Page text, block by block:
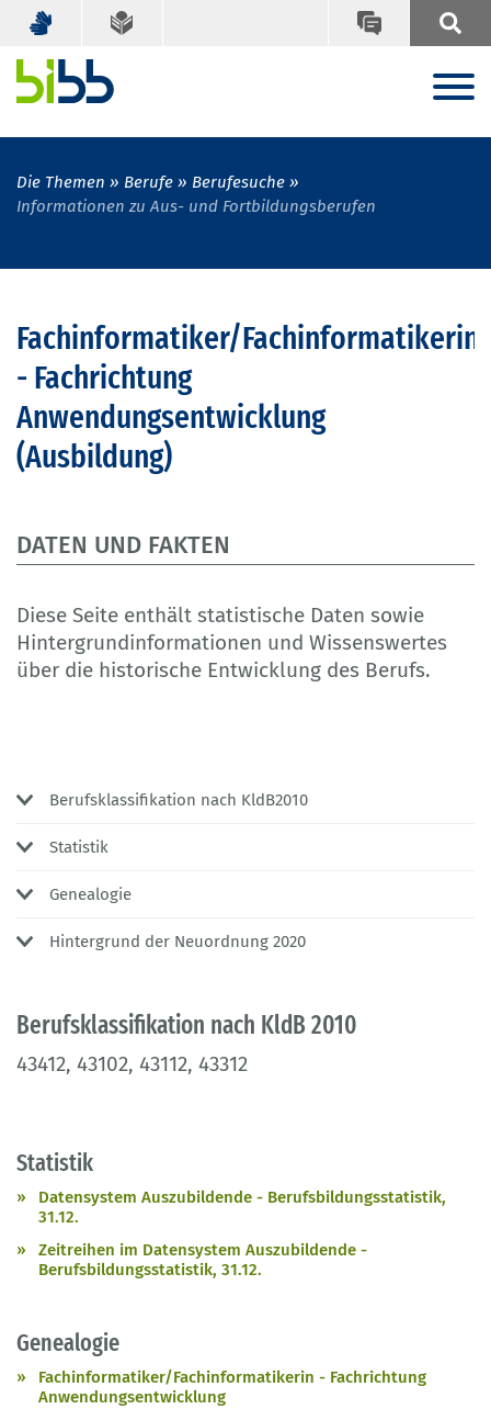
Die Themen Berufe
Berufesuche
Informationen zu Aus- und Fortbildungsberufen
Fachinformatiker/Fachinformatikerin
- Fachrichtung
Anwendungsentwicklung
(Ausbildung)
DATEN UND FAKTEN
Diese Seite enthält statistische Daten sowie
Hintergrundinformationen und Wissenswertes
über die historische Entwicklung des Berufs.
Berufsklassifikation nach KldB2010
Statistik
Genealogie
Hintergrund der Neuordnung 2020
Berufsklassifikation nach KldB 2010
43412, 43102, 43112, 43312
Statistik
Datensystem Auszubildende - Berufsbildungsstatistik,
31.12.
Zeitreihen im Datensystem Auszubildende -
Berufsbildungsstatistik, 31.12.
Genealogie
Fachinformatiker/Fachinformatikerin - Fachrichtung
Anwendungsentwicklung